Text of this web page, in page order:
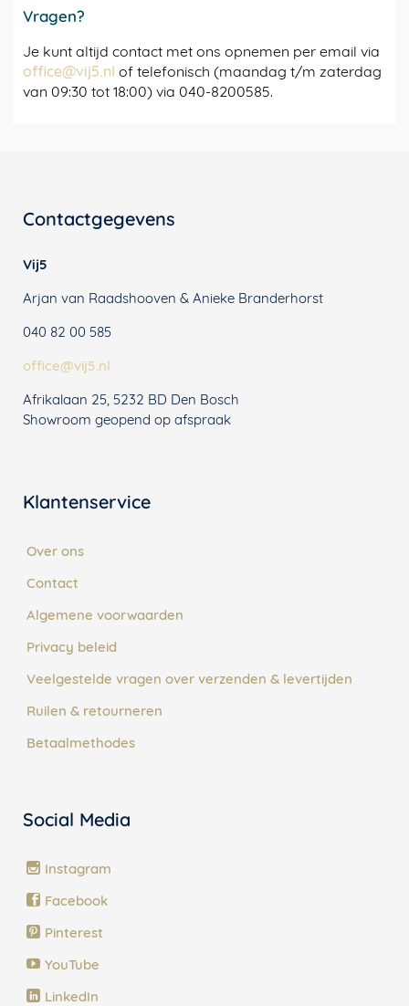
Vragen?
Je kunt altijd contact met ons opnemen per email via
office@vij5.nl of telefonisch (maandag t/m zaterdag
van 09:30 tot 18:00) via 040-8200585.
Contactgegevens
Vij5
Arjan van Raadshooven & Anieke Branderhorst
040 82 00 585
office@vij5.nl
Afrikalaan 25, 5232 BD Den Bosch
Showroom geopend op afspraak
Klantenservice
Over ons
Contact
Algemene voorwaarden
Privacy beleid
Veelgestelde vragen over verzenden & levertijden
Ruilen & retourneren
Betaalmethodes
Social Media
Instagram
Facebook
Pinterest
YouTube
LinkedIn